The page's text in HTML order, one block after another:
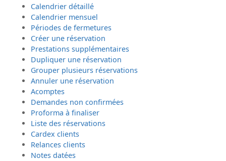
Calendrier détaillé
Calendrier mensuel
Périodes de fermetures
Créer une réservation
Prestations supplémentaires
Dupliquer une réservation
Grouper plusieurs réservations
Annuler une réservation
Acomptes
Demandes non confirmées
Proforma à finaliser
Liste des réservations
Cardex clients
Relances clients
Notes datées